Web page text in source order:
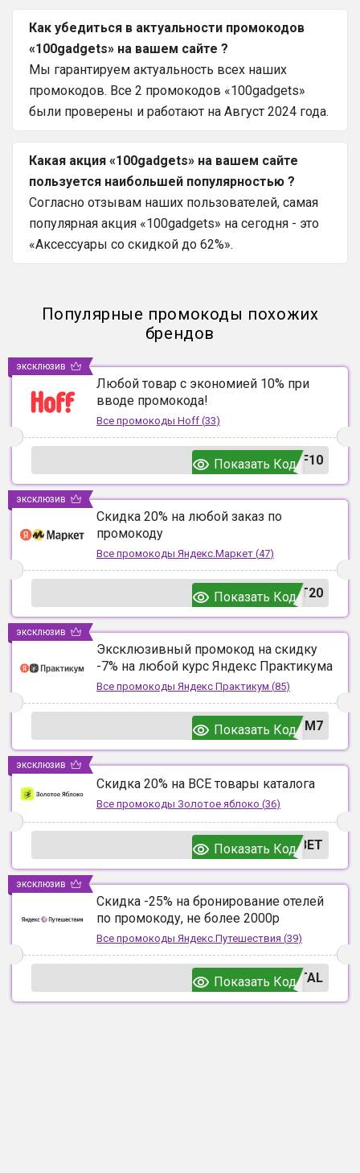
Как убедиться в актуальности промокодов
«100gadgets» на вашем сайте ?
Мы гарантируем актуальность всех наших
промокодов. Все 2 промокодов «100gadgets»
были проверены и работают на Август 2024 года.
Какая акция «100gadgets» на вашем сайте
пользуется наибольшей популярностью ?
Согласно отзывам наших пользователей, самая
популярная акция «100gadgets» на сегодня - это
«Аксессуары со скидкой до 62%».
Популярные промокоды похожих
брендов
Любой товар с экономией 10% при
вводе промокода!
Все промокоды Hoff (33)
F10
Показать Код
эксклюзив
Скидка 20% на любой заказ по
промокоду
Все промокоды Яндекс.Маркет (47)
T20
Показать Код
эксклюзив
Эксклюзивный промокод на скидку
-7% на любой курс Яндекс Практикума
Все промокоды Яндекс Практикум (85)
UM7
Показать Код
эксклюзив
Скидка 20% на ВСЕ товары каталога
Все промокоды Золотое яблоко (36)
ВЕТ
Показать Код
эксклюзив
Скидка -25% на бронирование отелей
по промокоду, не более 2000р
Все промокоды Яндекс.Путешествия (39)
TAL
Показать Код
эксклюзив